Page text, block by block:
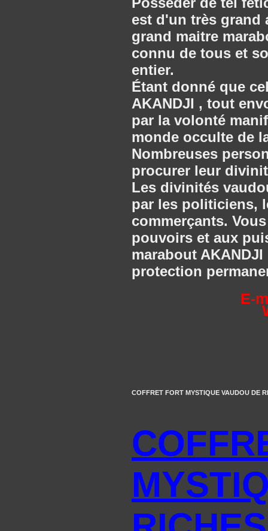
est d'un très grand
grand maitre
connu de tous et
entier.
Étant donné que
AKANDJI , tout
par la volonté
monde occulte de
Nombreuses
procurer leur
Les divinités
par les politiciens,
commerçants.
pouvoirs et aux
marabout
protection
E-
COFFRET FORT MYSTIQUE VAUDOU DE